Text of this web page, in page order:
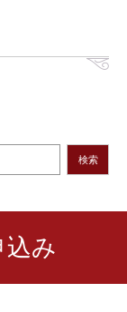
検索
み